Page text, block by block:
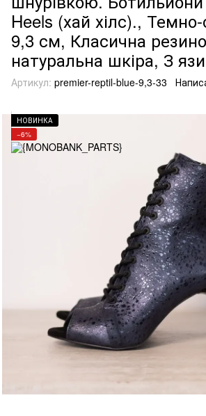
Heels (хай хілс).,
9,3 см, Класична
натуральна шкіра, З
Артикул: premier-reptil-blue-9,3-33
НОВИНКА
−6%